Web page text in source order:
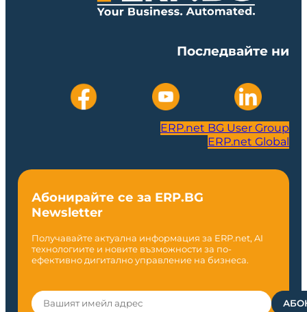
Последвайте ни
ERP.net BG User Group
ERP.net Global
Абонирайте се за ERP.BG
Newsletter
Получавайте актуална информация за ERP.net, AI
технологиите и новите възможности за по-
ефективно дигитално управление на бизнеса.